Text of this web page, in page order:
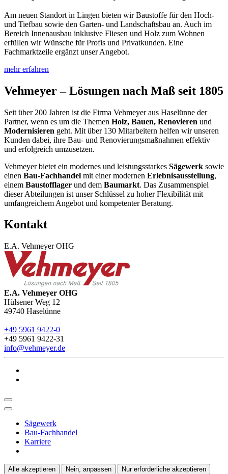
Am neuen Standort in Lingen bieten wir Baustoffe für den Hoch-
und Tiefbau sowie den Garten- und Landschaftsbau an. Auch im
Bereich Innenausbau inklusive Fliesen und Holz zum Wohnen
erfüllen wir Wünsche für Profis und Privatkunden. Eine
Fachmarktzeile ergänzt unser Angebot.
mehr erfahren
Vehmeyer – Lösungen nach Maß seit 1805
Seit über 200 Jahren ist die Firma Vehmeyer aus Haselünne der
Partner, wenn es um die Themen Holz, Bauen, Renovieren und
Modernisieren geht. Mit über 130 Mitarbeitern helfen wir unseren
Kunden dabei, ihre Bau- und Renovierungsmaßnahmen effektiv
und erfolgreich umzusetzen.
Vehmeyer bietet ein modernes und leistungsstarkes Sägewerk sowie
einen Bau-Fachhandel mit einer modernen Erlebnisausstellung,
einem Baustofflager und dem Baumarkt. Das Zusammenspiel
dieser Abteilungen ist unser Schlüssel zu hoher Flexibilität mit
umfangreichem Angebot und kompetenter Beratung.
Kontakt
E.A. Vehmeyer OHG
E.A. Vehmeyer OHG
Hülsener Weg 12
49740 Haselünne
+49 5961 9422-0
+49 5961 9422-31
info@vehmeyer.de
Sägewerk
Bau-Fachhandel
Karriere
Alle akzeptieren Nein, anpassen Nur erforderliche akzeptieren